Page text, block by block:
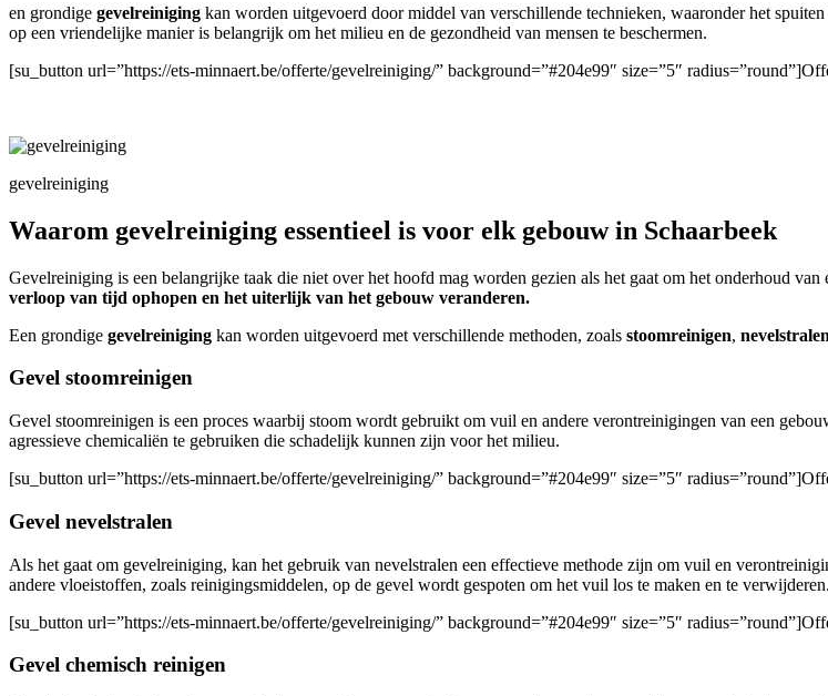
en grondige gevelreiniging kan worden uitgevoerd door middel van verschillende technieken, waaronder het
op een vriendelijke manier is belangrijk om het milieu en de gezondheid van mensen te beschermen.
[su_button url=”https://ets-minnaert.be/offerte/gevelreiniging/” background=”#204e99″ size=”5″
gevelreiniging
Waarom gevelreiniging essentieel is voor elk gebouw in Schaarbeek
Gevelreiniging is een belangrijke taak die niet over het hoofd mag worden gezien als het gaat om het onderhoud van
verloop van tijd ophopen en het uiterlijk van het gebouw veranderen.
Een grondige gevelreiniging kan worden uitgevoerd met verschillende methoden, zoals stoomreinigen, nevelstralen
Gevel stoomreinigen
Gevel stoomreinigen is een proces waarbij stoom wordt gebruikt om vuil en andere verontreinigingen van een
agressieve chemicaliën te gebruiken die schadelijk kunnen zijn voor het milieu.
[su_button url=”https://ets-minnaert.be/offerte/gevelreiniging/” background=”#204e99″ size=”5″
Gevel nevelstralen
Als het gaat om gevelreiniging, kan het gebruik van nevelstralen een effectieve methode zijn om vuil en
andere vloeistoffen, zoals reinigingsmiddelen, op de gevel wordt gespoten om het vuil los te maken en te verwijderen.
[su_button url=”https://ets-minnaert.be/offerte/gevelreiniging/” background=”#204e99″ size=”5″
Gevel chemisch reinigen